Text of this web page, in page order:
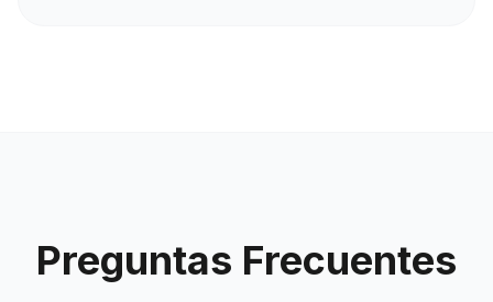
Preguntas Frecuentes